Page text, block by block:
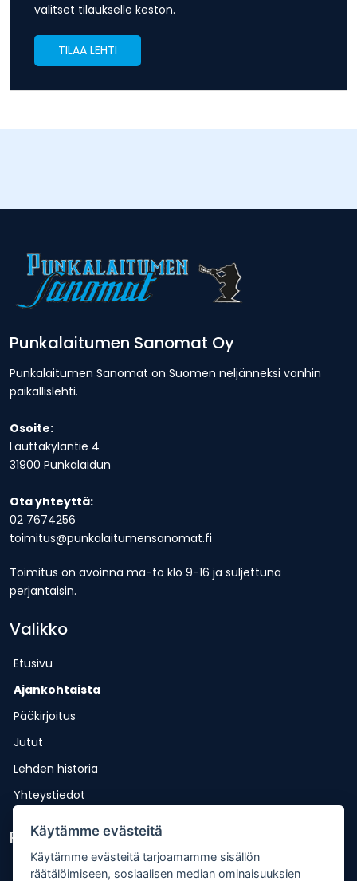
valitset tilaukselle keston.
TILAA LEHTI
Punkalaitumen Sanomat Oy
Punkalaitumen Sanomat on Suomen neljänneksi vanhin
paikallislehti.
Osoite:
Lauttakyläntie 4
31900 Punkalaidun
Ota yhteyttä:
02 7674256
toimitus@punkalaitumensanomat.fi
Toimitus on avoinna ma-to klo 9-16 ja suljettuna
perjantaisin.
Valikko
Etusivu
Ajankohtaista
Pääkirjoitus
Jutut
Lehden historia
Yhteystiedot
Pikalinkit
Lähetä uutisvinkki
Käytämme evästeitä
Käytämme evästeitä tarjoamamme sisällön
räätälöimiseen, sosiaalisen median ominaisuuksien